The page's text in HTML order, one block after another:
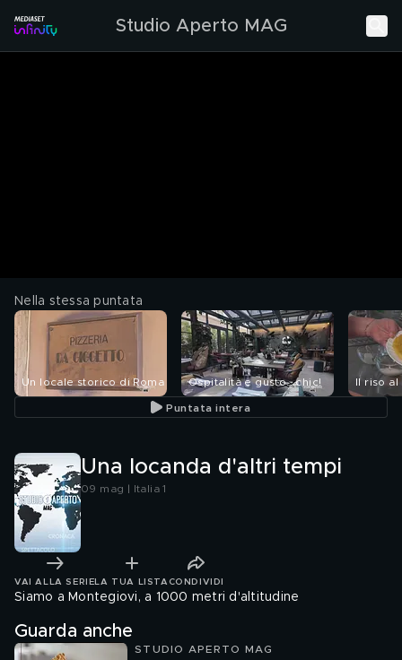
Studio Aperto MAG
Nella stessa puntata
Un locale storico di Roma Ospitalità e gusto...chic! Il riso al
Puntata intera
Una locanda d'altri tempi
09 mag | Italia 1
VAI ALLA SERIE LA TUA LISTA CONDIVIDI
Siamo a Montegiovi, a 1000 metri d'altitudine
Guarda anche
STUDIO APERTO MAG